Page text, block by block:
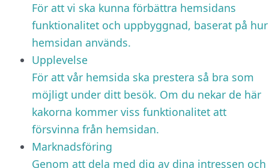
För att vi ska kunna förbättra hemsidans
funktionalitet och uppbyggnad, baserat på hur
hemsidan används.
Upplevelse
För att vår hemsida ska prestera så bra som
möjligt under ditt besök. Om du nekar de här
kakorna kommer viss funktionalitet att
försvinna från hemsidan.
Marknadsföring
Genom att dela med dig av dina intressen och